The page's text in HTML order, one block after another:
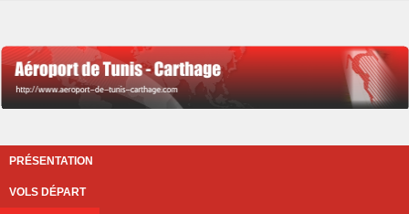
PRÉSENTATION
VOLS DÉPART